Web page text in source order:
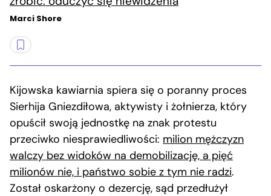
Marci Shore
Kijowska kawiarnia spiera się o poranny proces
Sierhija Gniezdiłowa, aktywisty i żołnierza, który
opuścił swoją jednostkę na znak protestu
przeciwko niesprawiedliwości: milion mężczyzn
walczy bez widoków na demobilizację, a pięć
milionów nie, i państwo sobie z tym nie radzi.
Został oskarżony o dezercję, sąd przedłużył